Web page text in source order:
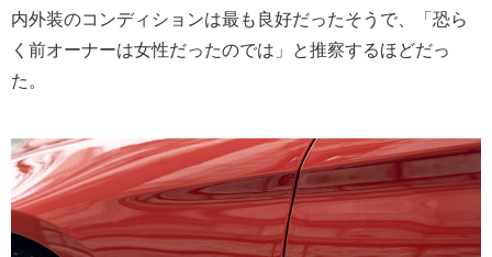
内外装のコンディションは最も良好だったそうで、「恐ら
く前オーナーは女性だったのでは」と推察するほどだっ
た。